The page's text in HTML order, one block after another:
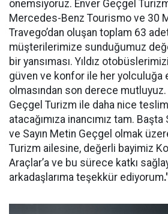
önemsiyoruz. Enver Geçgel
Mercedes-Benz Tourismo ve 30
Travego’dan oluşan toplam 63 adet
müşterilerimize sunduğumuz
bir yansıması. Yıldız
güven ve konfor ile her yolculuğa
olmasından son derece
Geçgel Turizm ile daha nice
atacağımıza inancımız tam. Başta
ve Sayın Metin Geçgel olmak
Turizm ailesine, değerli bayimiz
Araçlar’a ve bu sürece katkı
arkadaşlarıma teşekkür ediyorum